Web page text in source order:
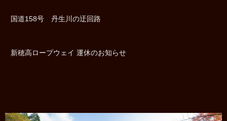
国道158号 丹生川の迂回路
新穂高ロープウェイ 運休のお知らせ